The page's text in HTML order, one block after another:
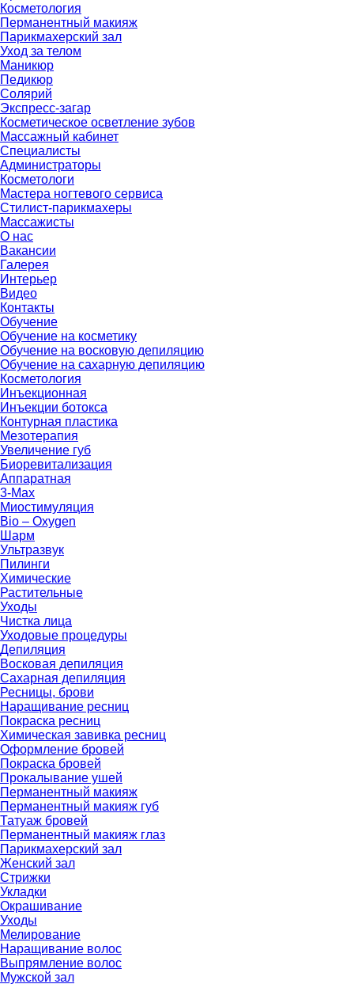
Косметология
Перманентный макияж
Парикмахерский зал
Уход за телом
Маникюр
Педикюр
Солярий
Экспресс-загар
Косметическое осветление зубов
Массажный кабинет
Специалисты
Администраторы
Косметологи
Мастера ногтевого сервиса
Стилист-парикмахеры
Массажисты
О нас
Вакансии
Галерея
Интерьер
Видео
Контакты
Обучение
Обучение на косметику
Обучение на восковую депиляцию
Обучение на сахарную депиляцию
Косметология
Инъекционная
Инъекции ботокса
Контурная пластика
Мезотерапия
Увеличение губ
Биоревитализация
Аппаратная
3-Max
Миостимуляция
Bio – Oxygen
Шарм
Ультразвук
Пилинги
Химические
Растительные
Уходы
Чистка лица
Уходовые процедуры
Депиляция
Восковая депиляция
Сахарная депиляция
Ресницы, брови
Наращивание ресниц
Покраска ресниц
Химическая завивка ресниц
Оформление бровей
Покраска бровей
Прокалывание ушей
Перманентный макияж
Перманентный макияж губ
Татуаж бровей
Перманентный макияж глаз
Парикмахерский зал
Женский зал
Стрижки
Укладки
Окрашивание
Уходы
Мелирование
Наращивание волос
Выпрямление волос
Мужской зал